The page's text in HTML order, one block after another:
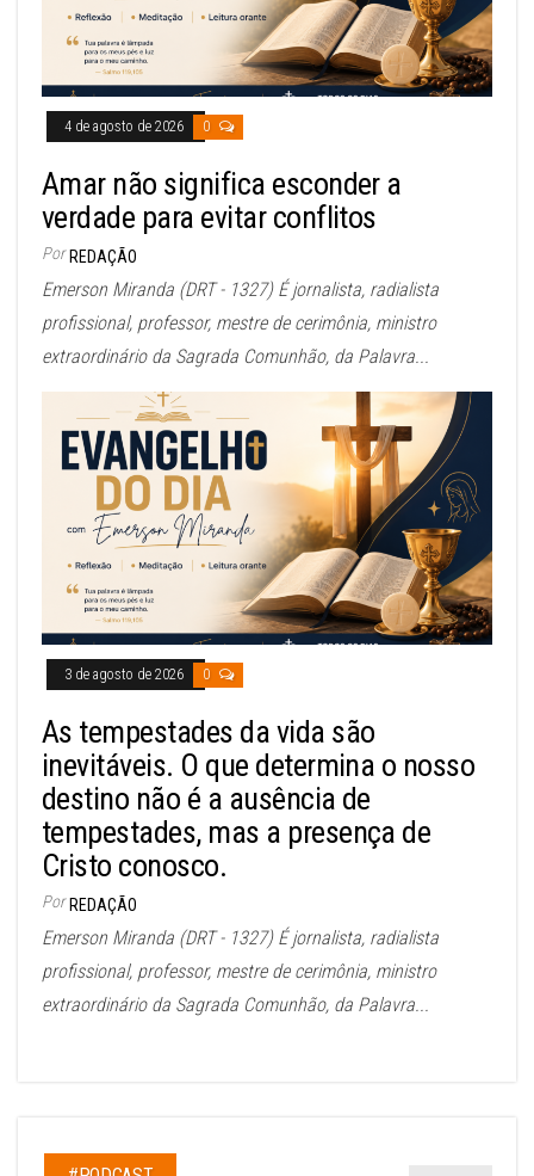
4 de agosto de 2026 0
Amar não significa esconder a
verdade para evitar conflitos
Por REDAÇÃO
Emerson Miranda (DRT - 1327) É jornalista, radialista
profissional, professor, mestre de cerimônia, ministro
extraordinário da Sagrada Comunhão, da Palavra...
3 de agosto de 2026 0
As tempestades da vida são
inevitáveis. O que determina o nosso
destino não é a ausência de
tempestades, mas a presença de
Cristo conosco.
Por REDAÇÃO
Emerson Miranda (DRT - 1327) É jornalista, radialista
profissional, professor, mestre de cerimônia, ministro
extraordinário da Sagrada Comunhão, da Palavra...